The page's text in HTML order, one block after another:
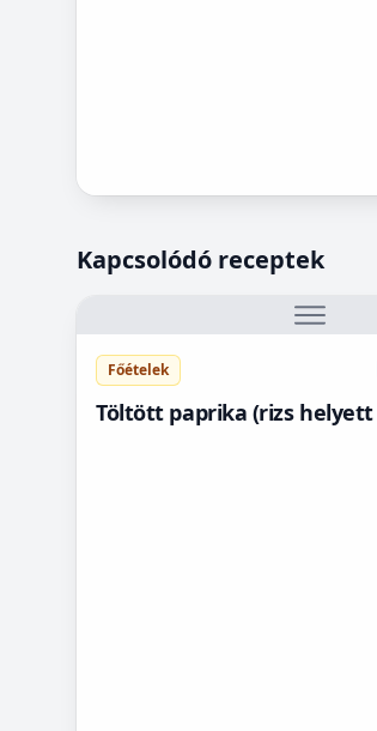
Kapcsolódó receptek
Főételek
Töltött paprika (rizs helyett